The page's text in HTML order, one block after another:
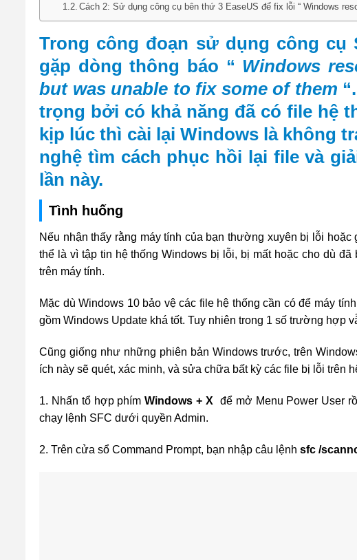
Cách 2: Sử dụng công cụ bên thứ 3 EaseUS để fix lỗi “ Windows
Trong công đoạn sử dụng công cụ
gặp dòng thông báo “ Windows
but was unable to fix some of them
trọng bởi có khả năng đã có file hệ
kịp lúc thì cài lại Windows là không
nghệ tìm cách phục hồi lại file và
lần này.
Tình huống
Nếu nhận thấy rằng máy tính của bạn thường xuyên bị lỗi
thể là vì tập tin hệ thống Windows bị lỗi, bị mất hoặc cho dù
trên máy tính.
Mặc dù Windows 10 bảo vệ các file hệ thống cần có để máy
gồm Windows Update khá tốt. Tuy nhiên trong 1 số trường hợp
Cũng giống như những phiên bản Windows trước, trên
ích này sẽ quét, xác minh, và sửa chữa bất kỳ các file bị lỗi trên
1. Nhấn tổ hợp phímWindows + X để mở Menu Power User
chạy lệnh SFC dưới quyền Admin.
2. Trên cửa sổ Command Prompt, bạn nhập câu lệnh sfc /